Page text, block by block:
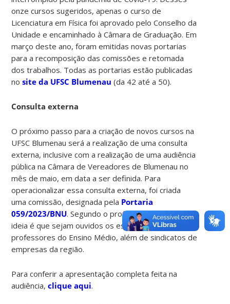
onze cursos sugeridos, apenas o curso de
Licenciatura em Física foi aprovado pelo Conselho da
Unidade e encaminhado à Câmara de Graduação. Em
março deste ano, foram emitidas novas portarias
para a recomposição das comissões e retomada
dos trabalhos. Todas as portarias estão publicadas
nosite da UFSC Blumenau (da 42 até a 50).
Consulta externa
O próximo passo para a criação de novos cursos na
UFSC Blumenau será a realização de uma consulta
externa, inclusive com a realização de uma audiência
pública na Câmara de Vereadores de Blumenau no
mês de maio, em data a ser definida. Para
operacionalizar essa consulta externa, foi criada
uma comissão, designada pela Portaria
059/2023/BNU. Segundo o professor Adriano, a
ideia é que sejam ouvidos os estudantes e
professores do Ensino Médio, além de sindicatos de
empresas da região.
Para conferir a apresentação completa feita na
audiência,clique aqui.